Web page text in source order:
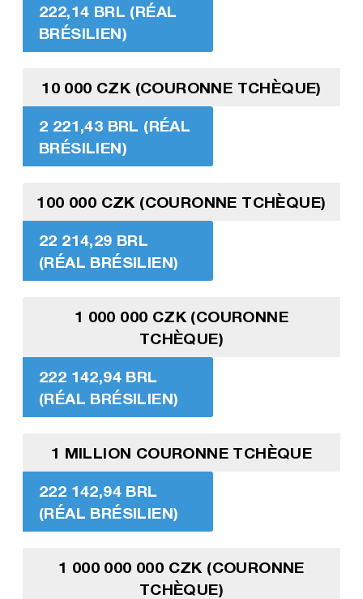
222,14 BRL (RÉAL
BRÉSILIEN)
10 000 CZK (COURONNE TCHÈQUE)
2 221,43 BRL (RÉAL
BRÉSILIEN)
100 000 CZK (COURONNE TCHÈQUE)
22 214,29 BRL
(RÉAL BRÉSILIEN)
1 000 000 CZK (COURONNE
TCHÈQUE)
222 142,94 BRL
(RÉAL BRÉSILIEN)
1 MILLION COURONNE TCHÈQUE
222 142,94 BRL
(RÉAL BRÉSILIEN)
1 000 000 000 CZK (COURONNE
TCHÈQUE)